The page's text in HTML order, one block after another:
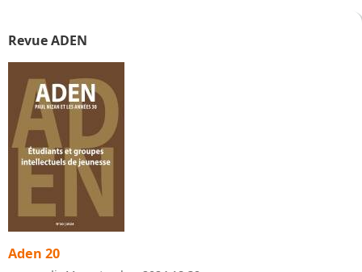
Revue ADEN
Aden 20